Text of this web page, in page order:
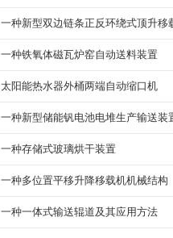
一种新型双边链条正反环绕式顶升移
一种铁氧体磁瓦炉窑自动送料装置
太阳能热水器外桶两端自动缩口机
一种新型储能钒电池电堆生产输送装
一种存储式玻璃烘干装置
一种多位置平移升降移载机机械结构
一种一体式输送辊道及其应用方法